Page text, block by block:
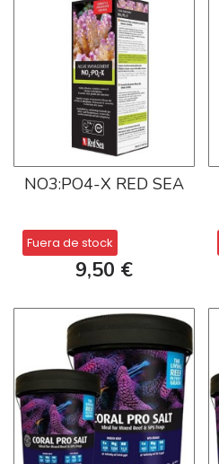
NO3:PO4-X RED SEA
Fuera de stock
9,50 €